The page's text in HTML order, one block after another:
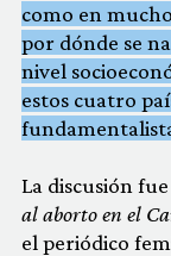
como en
por dónde se
nivel
estos cuatro
La discusión
al aborto en el
el periódico